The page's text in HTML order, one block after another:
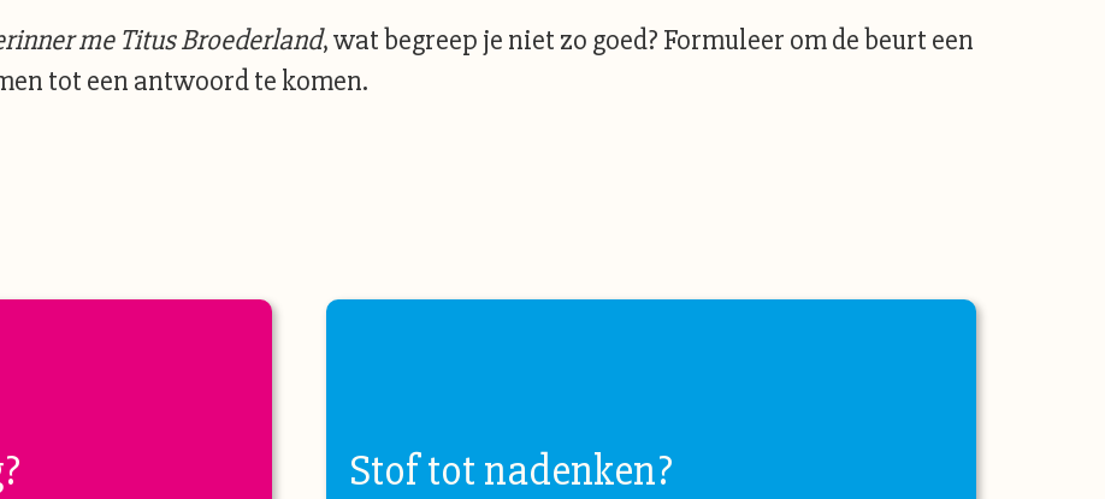
me Titus Broederland, wat begreep je niet zo goed? Formuleer om de beurt een
tot een antwoord te komen.
Stof tot nadenken?